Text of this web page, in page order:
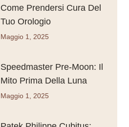
Come Prendersi Cura Del
Tuo Orologio
Maggio 1, 2025
Speedmaster Pre-Moon: Il
Mito Prima Della Luna
Maggio 1, 2025